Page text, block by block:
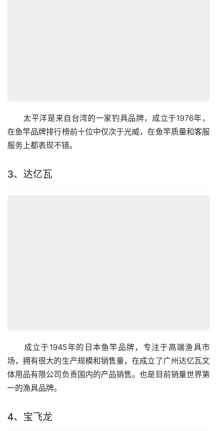
太平洋是来自台湾的一家钓具品牌，成立于1976年，
在鱼竿品牌排行榜前十位中仅次于光威，在鱼竿质量和客服
服务上都表现不错。
3、达亿瓦
成立于1945年的日本鱼竿品牌，专注于高端渔具市
场，拥有很大的生产规模和销售量，在成立了广州达亿瓦文
体用品有限公司负责国内的产品销售。也是目前销量世界第
一的渔具品牌。
4、宝飞龙